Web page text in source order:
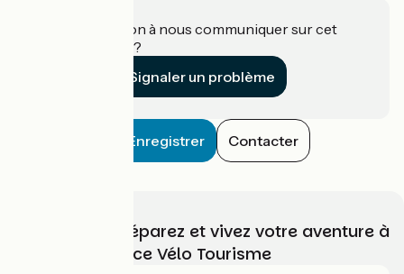
Une information à nous communiquer sur cet
établissement ?
Signaler un problème
Enregistrer Contacter
Choisissez, préparez et vivez votre aventure à
vélo avec France Vélo Tourisme